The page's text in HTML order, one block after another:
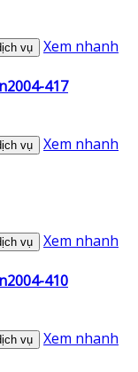
vụ Xem nhanh
417
vụ Xem nhanh
vụ Xem nhanh
410
vụ Xem nhanh